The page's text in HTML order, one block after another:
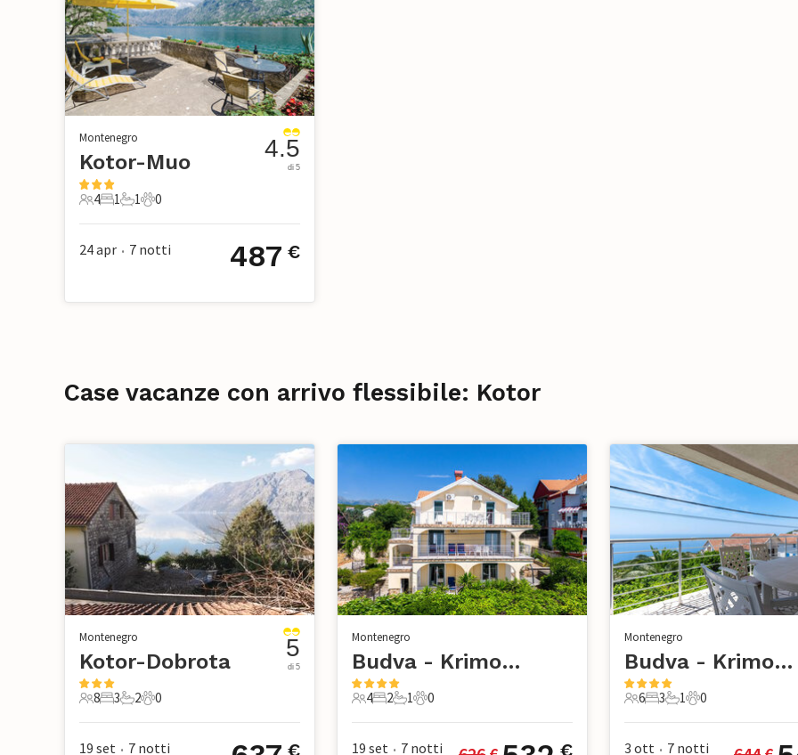
Montenegro
Kotor-Muo
4 Ospiti
4
1 Camera da letto
1
1 Bagno
1
0 Animali domestici
0
4.5
di 5
24 apr • 7 notti 487 €
Case vacanze con arrivo flessibile: Kotor
Montenegro
Kotor-Dobrota
8 Ospiti
8
3 Camere da letto
3
2 Bagni
2
0 Animali domestici
0
5
di 5
19 set • 7 notti €
Montenegro
Budva - Krimovice
4 Ospiti
4
2 Camere da letto
2
1 Bagno
1
0 Animali domestici
0
19 set • 7 notti €
Montenegro
Budva - Krimovice
6 Ospiti
6
3 Camere da letto
3
1 Bagno
1
0 Animali domestici
0
3 ott • 7 notti